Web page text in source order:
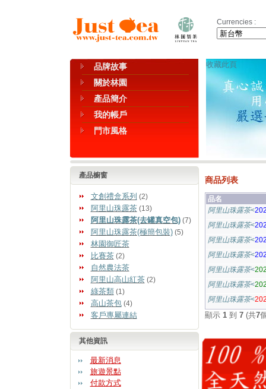
Currencies :
品牌故事
關於林園
產品簡介
我的帳戶
門市風格
收藏此頁
產品櫥窗
文創禮盒系列 (2)
阿里山珠露茶(13)
阿里山珠露茶(去罐真空包)(7)
阿里山珠露茶(極簡包裝)(5)
林園御匠茶
比賽茶(2)
自然農法茶
阿里山高山紅茶(2)
綠茶類 (1)
高山茶包(4)
客戶專屬連結
其他資訊
最新消息
旅遊景點
付款方式
商品列表
品名
阿里山珠露茶<
阿里山珠露茶<
阿里山珠露茶<
阿里山珠露茶<
阿里山珠露茶<
阿里山珠露茶<
阿里山珠露茶<
顯示 1到 7(共7